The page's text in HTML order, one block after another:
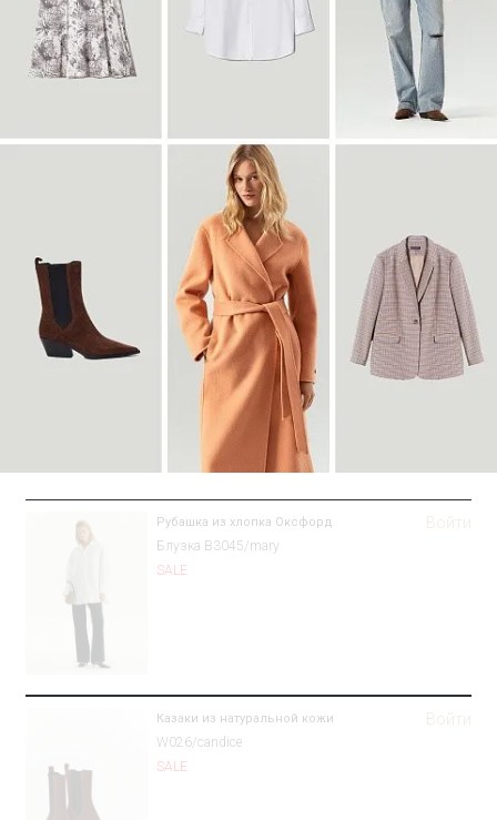
Рубашка из хлопка Оксфорд
Блузка B3045/mary
SALE
Войти
Казаки из натуральной кожи
W026/candice
SALE
Войти